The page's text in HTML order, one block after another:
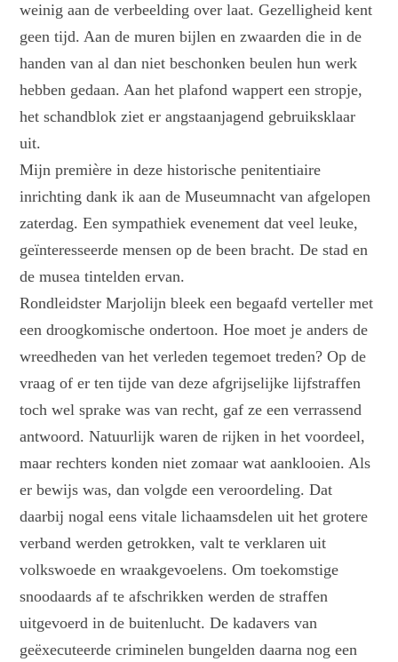
weinig aan de verbeelding over laat. Gezelligheid kent
geen tijd. Aan de muren bijlen en zwaarden die in de
handen van al dan niet beschonken beulen hun werk
hebben gedaan. Aan het plafond wappert een stropje,
het schandblok ziet er angstaanjagend gebruiksklaar
uit.
Mijn première in deze historische penitentiaire
inrichting dank ik aan de Museumnacht van afgelopen
zaterdag. Een sympathiek evenement dat veel leuke,
geïnteresseerde mensen op de been bracht. De stad en
de musea tintelden ervan.
Rondleidster Marjolijn bleek een begaafd verteller met
een droogkomische ondertoon. Hoe moet je anders de
wreedheden van het verleden tegemoet treden? Op de
vraag of er ten tijde van deze afgrijselijke lijfstraffen
toch wel sprake was van recht, gaf ze een verrassend
antwoord. Natuurlijk waren de rijken in het voordeel,
maar rechters konden niet zomaar wat aanklooien. Als
er bewijs was, dan volgde een veroordeling. Dat
daarbij nogal eens vitale lichaamsdelen uit het grotere
verband werden getrokken, valt te verklaren uit
volkswoede en wraakgevoelens. Om toekomstige
snoodaards af te afschrikken werden de straffen
uitgevoerd in de buitenlucht. De kadavers van
geëxecuteerde criminelen bungelden daarna nog een